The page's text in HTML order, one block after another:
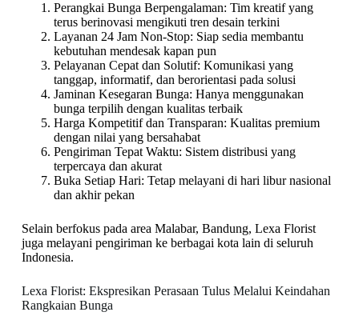
Perangkai Bunga Berpengalaman: Tim kreatif yang
terus berinovasi mengikuti tren desain terkini
Layanan 24 Jam Non-Stop: Siap sedia membantu
kebutuhan mendesak kapan pun
Pelayanan Cepat dan Solutif: Komunikasi yang
tanggap, informatif, dan berorientasi pada solusi
Jaminan Kesegaran Bunga: Hanya menggunakan
bunga terpilih dengan kualitas terbaik
Harga Kompetitif dan Transparan: Kualitas premium
dengan nilai yang bersahabat
Pengiriman Tepat Waktu: Sistem distribusi yang
terpercaya dan akurat
Buka Setiap Hari: Tetap melayani di hari libur nasional
dan akhir pekan
Selain berfokus pada area Malabar, Bandung, Lexa Florist
juga melayani pengiriman ke berbagai kota lain di seluruh
Indonesia.
Lexa Florist: Ekspresikan Perasaan Tulus Melalui Keindahan
Rangkaian Bunga